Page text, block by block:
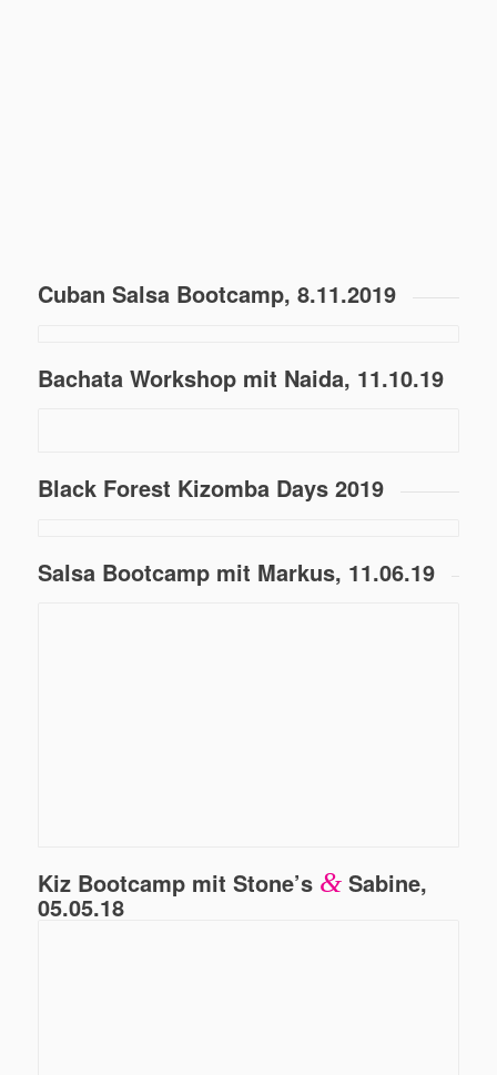
Cuban Salsa Bootcamp, 8.11.2019
Bachata Workshop mit Naida, 11.10.19
Black Forest Kizomba Days 2019
Salsa Bootcamp mit Markus, 11.06.19
Kiz Bootcamp mit Stone’s &Sabine,
05.05.18